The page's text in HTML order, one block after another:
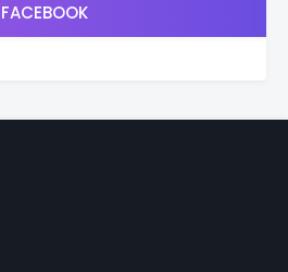
FACEBOOK